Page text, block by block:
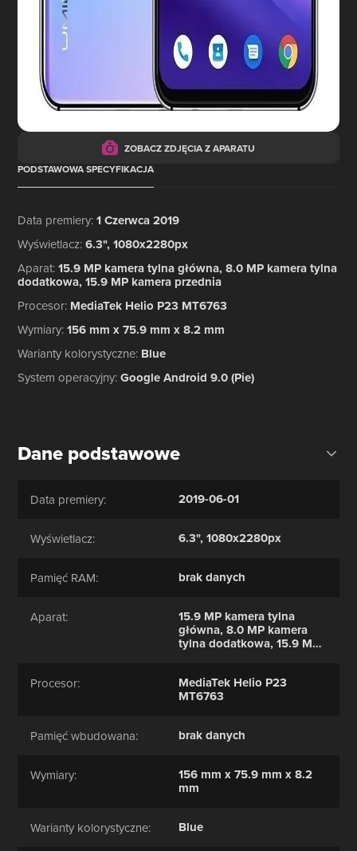
ZOBACZ ZDJĘCIA Z APARATU
PODSTAWOWA SPECYFIKACJA
Data premiery:1 Czerwca 2019
Wyświetlacz:6.3", 1080x2280px
Aparat:15.9 MP kamera tylna główna, 8.0 MP kamera tylna
dodatkowa, 15.9 MP kamera przednia
Procesor: MediaTek Helio P23 MT6763
Wymiary:156 mm x 75.9 mm x 8.2 mm
Warianty kolorystyczne: Blue
System operacyjny:Google Android 9.0 (Pie)
Dane podstawowe
Data premiery: 2019-06-01
Wyświetlacz: 6.3", 1080x2280px
Pamięć RAM: brak danych
Aparat: 15.9 MP kamera tylna
główna, 8.0 MP kamera
tylna dodatkowa, 15.9 MP
Procesor: MediaTek Helio P23
MT6763
Pamięć wbudowana: brak danych
Wymiary: 156 mm x 75.9 mm x 8.2
mm
Warianty kolorystyczne: Blue